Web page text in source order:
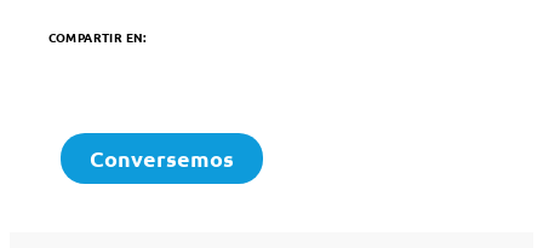
COMPARTIR EN:
Conversemos